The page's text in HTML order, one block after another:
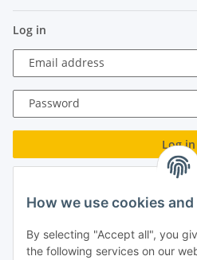
Log in
Email address
Password
Log in
New to our online shop?Register
Turboloch GmbH
How we use cookies
By selecting "Accept all", you
the following services on our